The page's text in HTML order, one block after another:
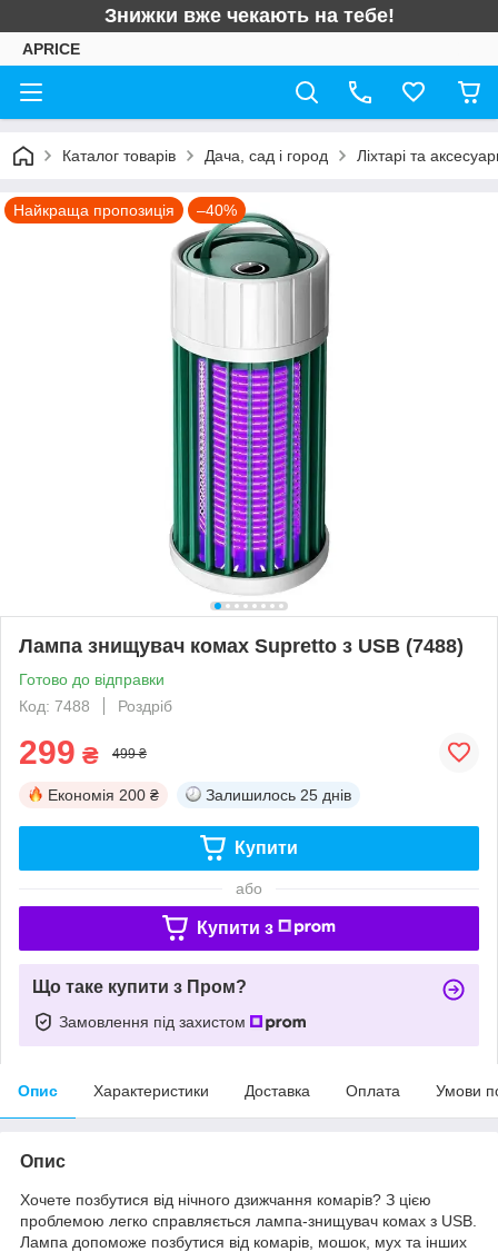
Знижки вже чекають на тебе!
APRICE
Каталог товарів Дача, сад і город Ліхтарі та
Найкраща пропозиція –40%
Лампа знищувач комах Supretto з USB (7488)
Готово до відправки
Код: 7488
Роздріб
299 ₴ 499 ₴
Економія 200 ₴ Залишилось 25 днів
Купити
або
Купити з
Що таке купити з Пром?
Замовлення під захистом
Опис Характеристики Доставка Оплата Умови
Опис
Хочете позбутися від нічного дзижчання комарів? З цією
проблемою легко справляється лампа-знищувач комах з USB.
Лампа допоможе позбутися від комарів, мошок, мух та інших